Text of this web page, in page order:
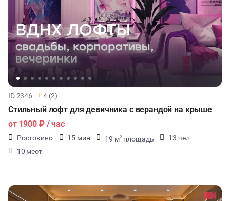
ID 2346 4 (2)
Стильный лофт для девичника с верандой на крыше
от 1900 ₽/ час
Ростокино 15 мин 19 м2 площадь
13 чел
10 мест